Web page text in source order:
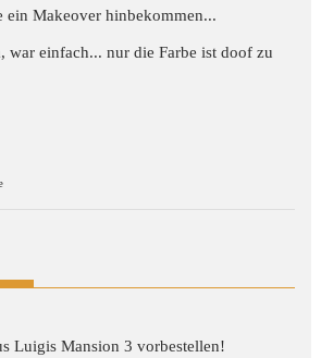
ein Makeover hinbekommen...
war einfach... nur die Farbe ist doof zu